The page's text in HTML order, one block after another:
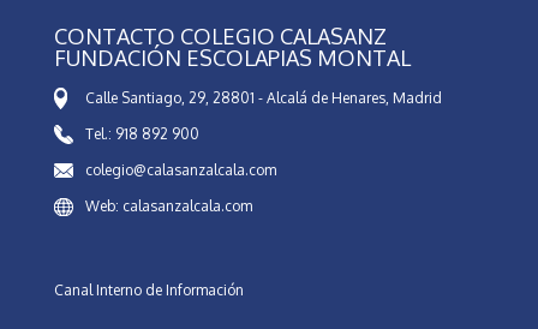
CONTACTO COLEGIO CALASANZ
FUNDACIÓN ESCOLAPIAS MONTAL
Calle Santiago, 29, 28801 - Alcalá de Henares, Madrid
Tel.: 918 892 900
colegio@calasanzalcala.com
Web: calasanzalcala.com
Canal Interno de Información